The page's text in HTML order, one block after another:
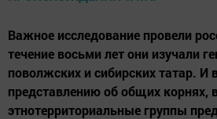
Важное исследование провели
течение восьми лет они изучали
поволжских и сибирских татар. И
представлению об общих корнях,
этнотерриториальные группы